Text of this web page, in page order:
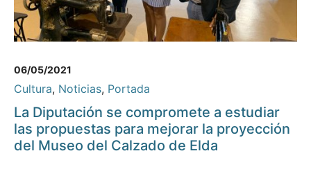
06/05/2021
Cultura, Noticias, Portada
La Diputación se compromete a estudiar
las propuestas para mejorar la proyección
del Museo del Calzado de Elda